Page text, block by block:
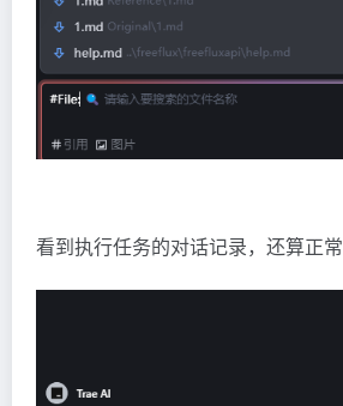
看到执行任务的对话记录，还算正常